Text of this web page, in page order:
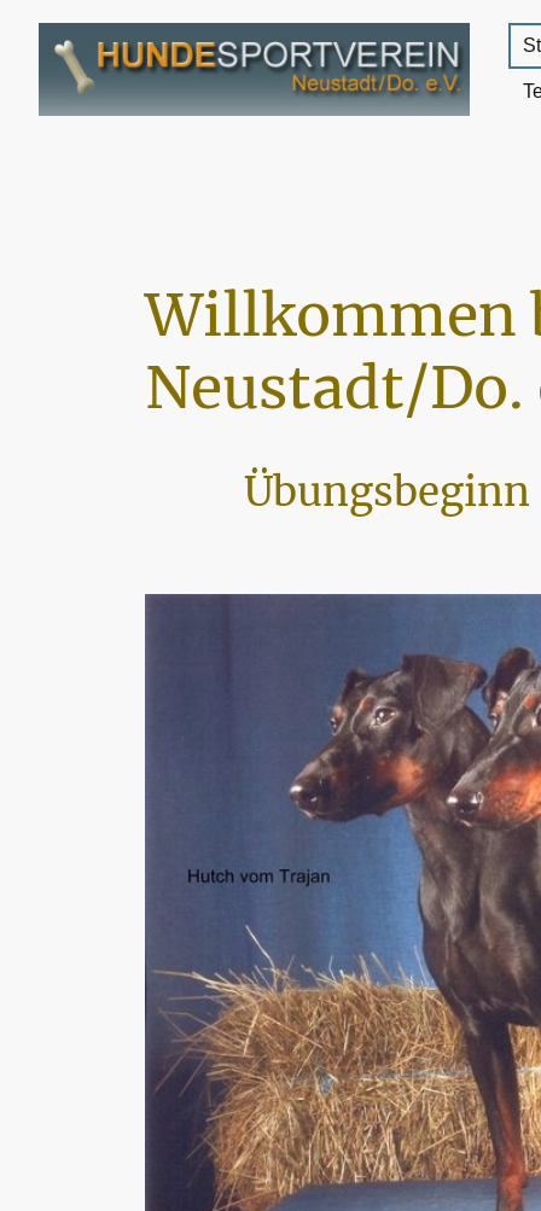
Willkommen
Neustadt/Do.
Übungsbeginn